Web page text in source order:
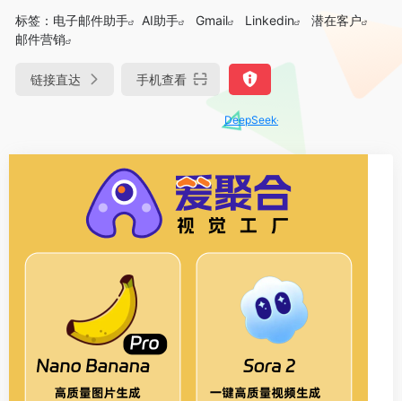
标签： 电子邮件助手 AI助手 Gmail Linkedin
潜在客户
邮件营销
链接直达 手机查看
DeepSeek-R1、V3满血版免费用！- 字节